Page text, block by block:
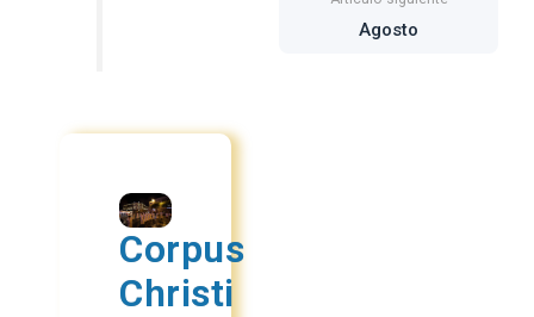
Corpus
Christi
Agosto